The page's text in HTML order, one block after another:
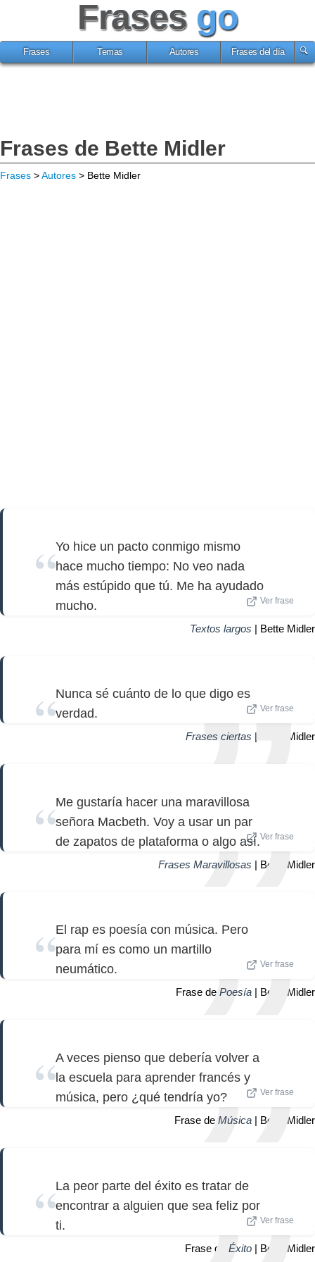
Frases go
Frases Temas Autores Frases del día
Frases de Bette Midler
Frases >Autores > Bette Midler
Yo hice un pacto conmigo mismo
hace mucho tiempo: No veo nada
más estúpido que tú. Me ha ayudado
mucho.
Ver frase
Textos largos | Bette Midler
Nunca sé cuánto de lo que digo es
verdad.
Ver frase
Frases ciertas | Bette Midler
Me gustaría hacer una maravillosa
señora Macbeth. Voy a usar un par
de zapatos de plataforma o algo así.Ver frase
Frases Maravillosas | Bette Midler
El rap es poesía con música. Pero
para mí es como un martillo
neumático.
Ver frase
Frase de Poesía | Bette Midler
A veces pienso que debería volver a
la escuela para aprender francés y
música, pero ¿qué tendría yo?
Ver frase
Frase de Música | Bette Midler
La peor parte del éxito es tratar de
encontrar a alguien que sea feliz por
ti.
Ver frase
Frase de Éxito | Bette Midler